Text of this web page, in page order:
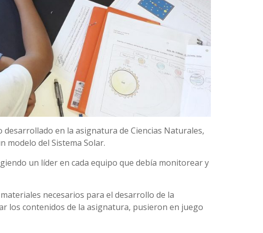
en la asignatura de Ciencias Naturales,
del Sistema Solar.
un líder en cada equipo que debía monitorear y
necesarios para el desarrollo de la
los contenidos de la asignatura, pusieron en juego